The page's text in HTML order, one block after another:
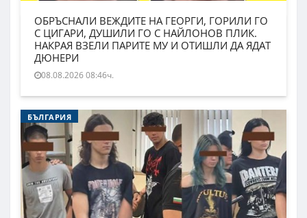
ОБРЪСНАЛИ ВЕЖДИТЕ НА ГЕОРГИ, ГОРИЛИ ГО
С ЦИГАРИ, ДУШИЛИ ГО С НАЙЛОНОВ ПЛИК.
НАКРАЯ ВЗЕЛИ ПАРИТЕ МУ И ОТИШЛИ ДА ЯДАТ
ДЮНЕРИ
08.08.2026 08:46ч.
БЪЛГАРИЯ